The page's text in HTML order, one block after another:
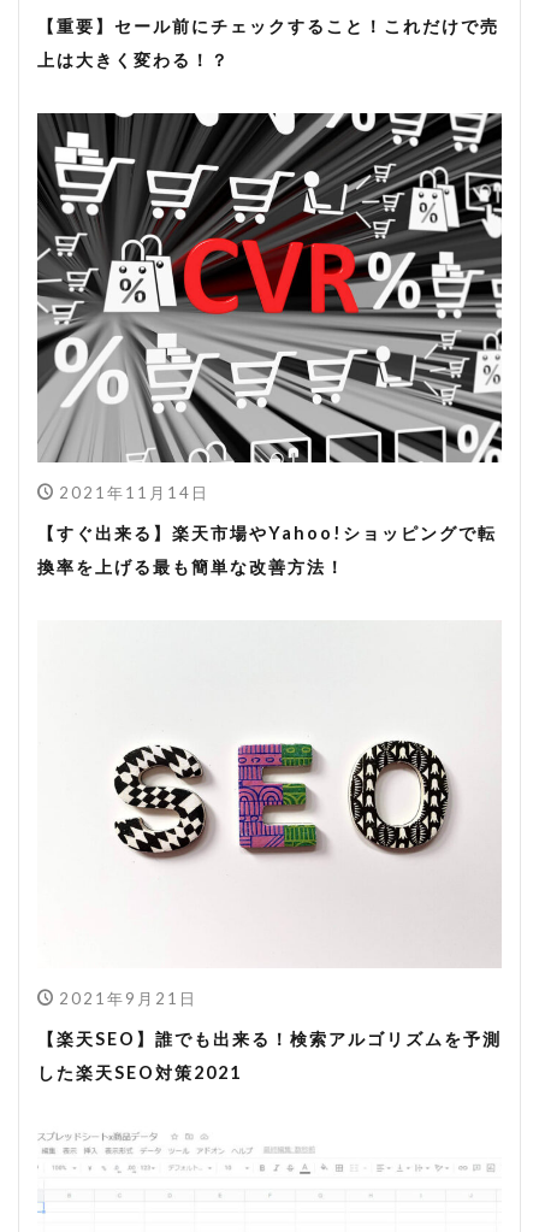
【重要】セール前にチェックすること！これだけで売
上は大きく変わる！？
2021年11月14日
【すぐ出来る】楽天市場やYahoo!ショッピングで転
換率を上げる最も簡単な改善方法！
2021年9月21日
【楽天SEO】誰でも出来る！検索アルゴリズムを予測
した楽天SEO対策2021